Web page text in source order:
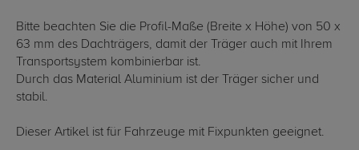
Bitte beachten Sie die Profil-Maße (Breite x Höhe) von 50 x
63 mm des Dachträgers, damit der Träger auch mit Ihrem
Transportsystem kombinierbar ist.
Durch das Material Aluminium ist der Träger sicher und
stabil.
Dieser Artikel ist für Fahrzeuge mit Fixpunkten geeignet.